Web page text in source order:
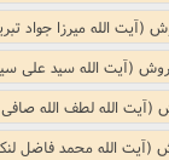
(آیت الله میرزا جواد
(آیت الله سید علی
الله لطف الله صافی
(آیت الله محمد فاضل